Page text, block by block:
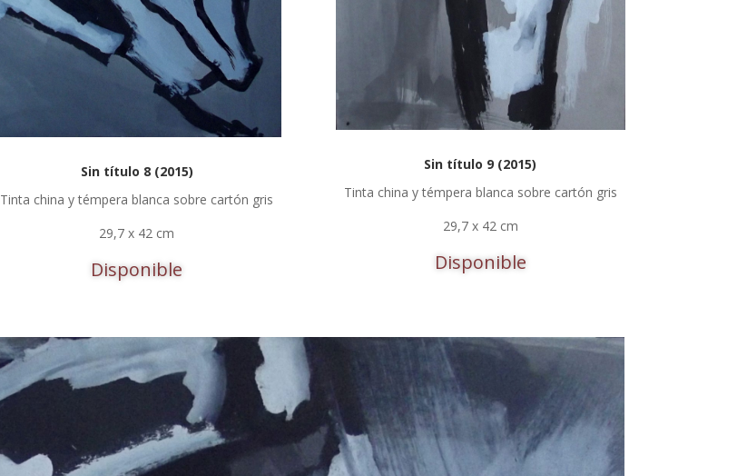
Sin título 8 (2015)
Tinta china y témpera blanca sobre cartón gris
29,7 x 42 cm
Disponible
Sin título 9 (2015)
Tinta china y témpera blanca sobre cartón gris
29,7 x 42 cm
Disponible